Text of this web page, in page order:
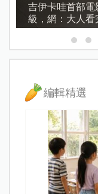
資優教育15問
不是成績而是讀
編輯精選